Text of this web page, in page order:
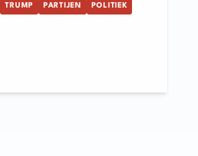
TRUMP PARTIJEN POLITIEK